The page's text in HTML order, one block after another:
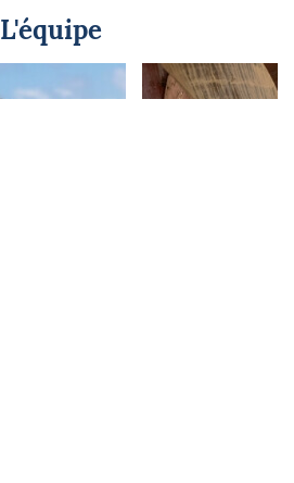
L'équipe